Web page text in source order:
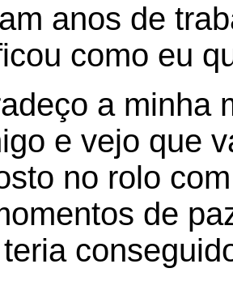
anos de
como eu
a minha
e vejo que
no rolo
de